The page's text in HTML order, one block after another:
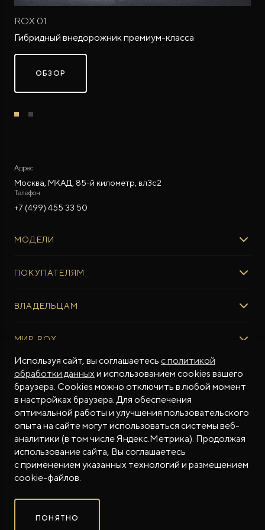
Совершенно новый флагманский внедорожник
ROX 01
Гибридный внедорожник премиум-класса
ОБЗОР
Адрес
Москва, МКАД, 85-й километр, вл3с2
Телефон
+7 (499) 455 33 50
МОДЕЛИ
ROX ADAMAS
ПОКУПАТЕЛЯМ
Авто в наличии
Тест-драйв
Специальные предложения
ФИНАНСЫ И УСЛУГИ
Финансовые программы
Рассчитать кредит
Трейд-ин
Калькулятор трейд-ин
Страхование
ВЛАДЕЛЬЦАМ
Регламент ТО
Программное обеспечение
ПОДДЕРЖКА
Гарантия производителя
Контракт гарантийной поддержки
Помощь на дорогах
Руководства по эксплуатации
Магазин приложений ROX
МИР ROX
О БРЕНДЕ
Бренд ROX
Дизайн Pininfarina
СМИ о нас
Истории владельцев
Часто задаваемые вопросы
СОТРУДНИЧЕСТВО
МЫ В СОЦСЕТЯХ
© 2026
Сделано в ПЕРКС
Используя сайт, вы соглашаетесь с политикой
обработки данныхи использованием cookies вашего
браузера. Cookies можно отключить в любой момент
в настройках браузера. Для обеспечения
оптимальной работы и улучшения пользовательского
опыта на сайте могут использоваться системы веб-
аналитики (в том числе Яндекс.Метрика). Продолжая
использование сайта, Вы соглашаетесь
с применением указанных технологий и размещением
cookie-файлов.
ПОНЯТНО